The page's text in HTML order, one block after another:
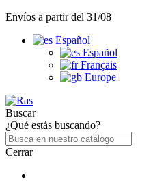
Envíos a partir del 31/08
Español
Español
Français
Europe
Buscar
¿Qué estás buscando?
Cerrar